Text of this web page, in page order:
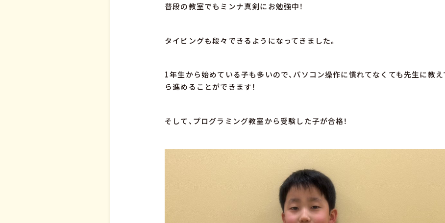
普段の教室でもミンナ真剣にお勉強中！
タイピングも段々できるようになってきました。
1年生から始めている子も多いので、パソコン操作に慣れてなくても先生に教
ら進めることができます！
そして、プログラミング教室から受験した子が合格！